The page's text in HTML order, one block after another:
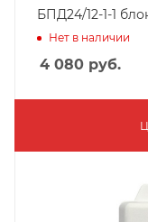
БПД24/12-1-1
Нет в наличии
4 080 руб.